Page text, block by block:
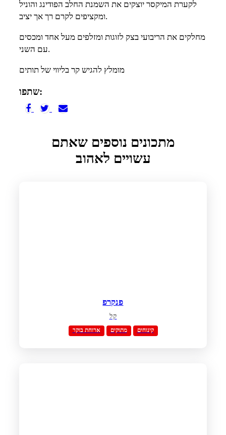
לקערת המיקסר יוצקים את השמנת החלב הפודינג והוניל
ומקציפים לקרם רך אך יציב.
מחלקים את הריבועי בצק לזוגות ומזלפים מעל אחד ומכסים
עם השני.
מומלץ להגיש קר בליווי של תותים
שתפו:
מתכונים נוספים שאתם
עשויים לאהוב
פנקרפ
קל
ארוחת בוקר מתוקים קינוחים